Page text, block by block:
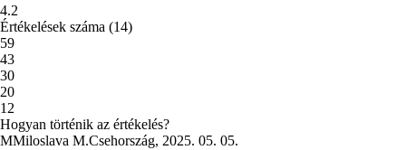
4.2
Értékelések száma (14)
59
43
30
20
12
Hogyan történik az értékelés?
MMiloslava M.Csehország, 2025. 05. 05.